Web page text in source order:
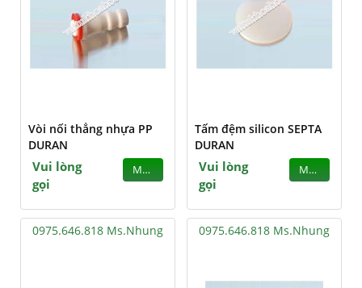
Vòi nối thẳng nhựa PP
DURAN
Vui lòng
gọi
MUA
Tấm đệm silicon SEPTA
DURAN
Vui lòng
gọi
MUA
0975.646.818 Ms.Nhung 0975.646.818 Ms.Nhung